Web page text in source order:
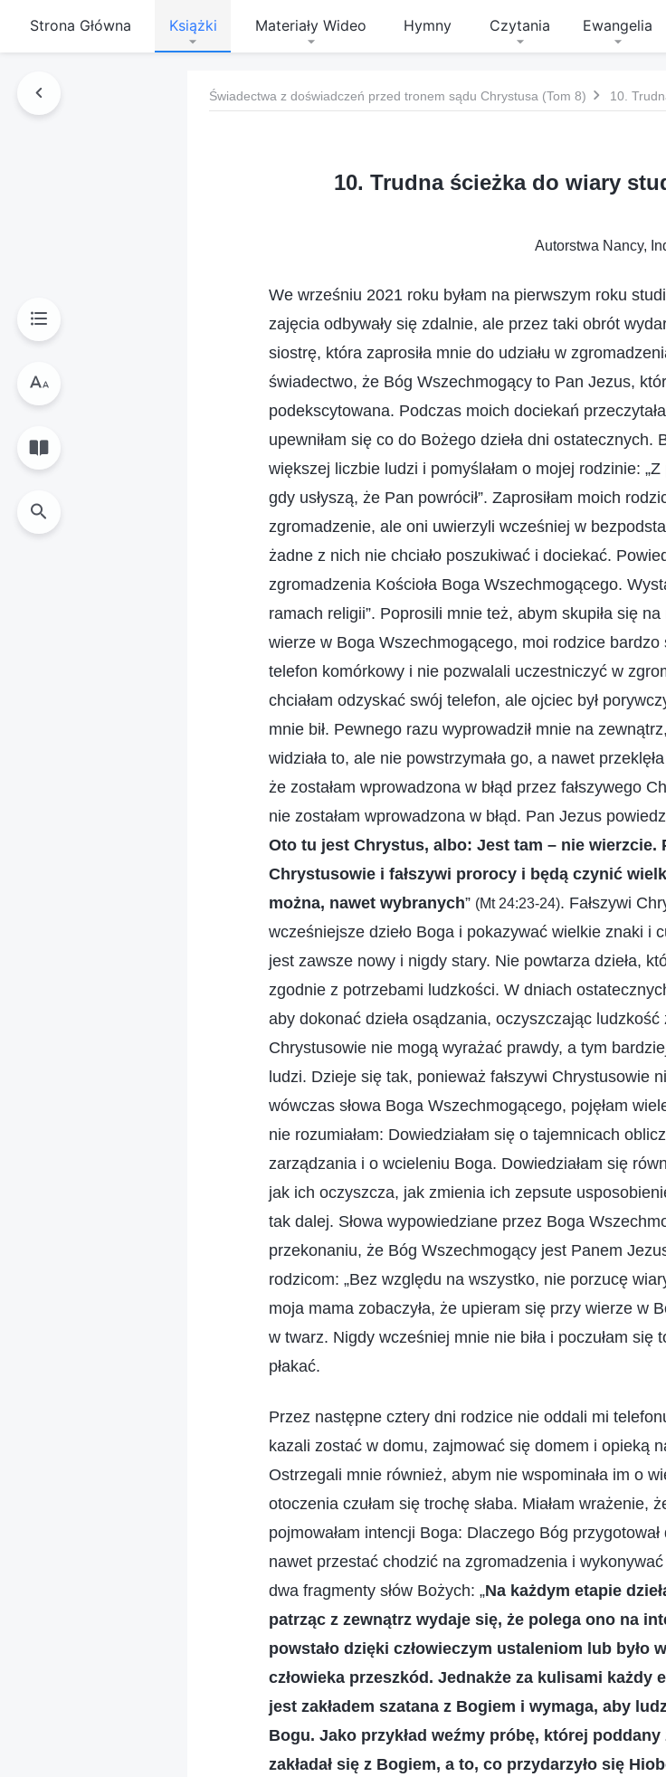
Strona Główna Książki Materiały Wideo Hymny Czytania Ewangelia
Świadectwa z doświadczeń przed tronem sądu Chrystusa (Tom 8) 10.
10. Trudna ścieżka do wiary
Autorstwa Nancy,
We wrześniu 2021 roku byłam na pierwszym roku
zajęcia odbywały się zdalnie, ale przez taki obrót
siostrę, która zaprosiła mnie do udziału w
świadectwo, że Bóg Wszechmogący to Pan Jezus,
podekscytowana. Podczas moich dociekań
upewniłam się co do Bożego dzieła dni ostatecznych.
większej liczbie ludzi i pomyślałam o mojej rodzinie:
gdy usłyszą, że Pan powrócił”. Zaprosiłam moich
zgromadzenie, ale oni uwierzyli wcześniej w
żadne z nich nie chciało poszukiwać i dociekać.
zgromadzenia Kościoła Boga Wszechmogącego.
ramach religii”. Poprosili mnie też, abym skupiła się
wierze w Boga Wszechmogącego, moi rodzice
telefon komórkowy i nie pozwalali uczestniczyć w
chciałam odzyskać swój telefon, ale ojciec był
mnie bił. Pewnego razu wyprowadził mnie na
widziała to, ale nie powstrzymała go, a nawet
że zostałam wprowadzona w błąd przez fałszywego
nie zostałam wprowadzona w błąd. Pan Jezus
Oto tu jest Chrystus, albo: Jest tam – nie wierzcie.
Chrystusowie i fałszywi prorocy i będą czynić
można, nawet wybranych” (Mt 24:23-24). Fałszywi
wcześniejsze dzieło Boga i pokazywać wielkie znaki i
jest zawsze nowy i nigdy stary. Nie powtarza dzieła,
zgodnie z potrzebami ludzkości. W dniach
aby dokonać dzieła osądzania, oczyszczając
Chrystusowie nie mogą wyrażać prawdy, a tym
ludzi. Dzieje się tak, ponieważ fałszywi Chrystusowie
wówczas słowa Boga Wszechmogącego, pojęłam
nie rozumiałam: Dowiedziałam się o tajemnicach
zarządzania i o wcieleniu Boga. Dowiedziałam się
jak ich oczyszcza, jak zmienia ich zepsute
tak dalej. Słowa wypowiedziane przez Boga
przekonaniu, że Bóg Wszechmogący jest Panem
rodzicom: „Bez względu na wszystko, nie porzucę
moja mama zobaczyła, że upieram się przy wierze w
w twarz. Nigdy wcześniej mnie nie biła i poczułam się
płakać.
Przez następne cztery dni rodzice nie oddali mi
kazali zostać w domu, zajmować się domem i opieką
Ostrzegali mnie również, abym nie wspominała im o
otoczenia czułam się trochę słaba. Miałam wrażenie,
pojmowałam intencji Boga: Dlaczego Bóg
nawet przestać chodzić na zgromadzenia i
dwa fragmenty słów Bożych: „Na każdym etapie
patrząc z zewnątrz wydaje się, że polega ono na
powstało dzięki człowieczym ustaleniom lub było
człowieka przeszkód. Jednakże za kulisami każdy
jest zakładem szatana z Bogiem i wymaga, aby
Bogu. Jako przykład weźmy próbę, której
zakładał się z Bogiem, a to, co przydarzyło się